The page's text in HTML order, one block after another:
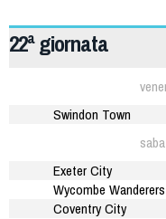
22ª giornata
Swindon Town
Exeter City
Wycombe Wanderers
Coventry City